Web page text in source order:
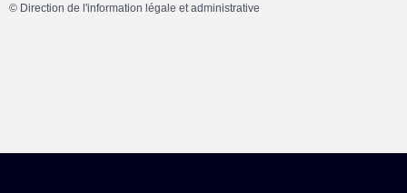
© Direction de l'information légale et administrative